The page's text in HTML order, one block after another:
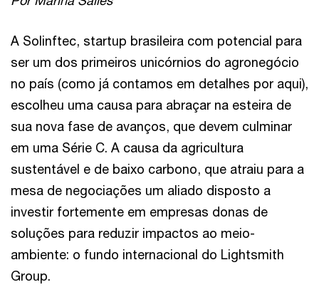
A Solinftec, startup brasileira com potencial para
ser um dos primeiros unicórnios do agronegócio
no país (como já contamos em detalhes por aqui),
escolheu uma causa para abraçar na esteira de
sua nova fase de avanços, que devem culminar
em uma Série C. A causa da agricultura
sustentável e de baixo carbono, que atraiu para a
mesa de negociações um aliado disposto a
investir fortemente em empresas donas de
soluções para reduzir impactos ao meio-
ambiente: o fundo internacional do Lightsmith
Group.